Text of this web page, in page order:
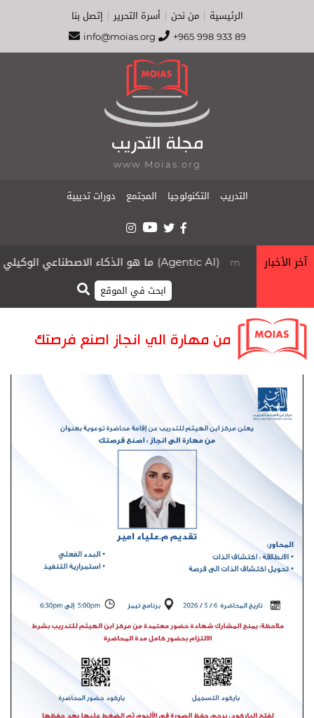
الرئيسية من نحن أسرة التحرير
إتصل بنا
info@moias.org
+965 998 933 89
مجلة التدريب
www.Moias.org
التدريب
التكنولوجيا المجتمع دورات تديبية
آخر الأخبار ما هو الذكاء الاصطناعي الوكيلي (Agentic AI) moias.org
من مهارة الي انجاز اصنع فرصتك